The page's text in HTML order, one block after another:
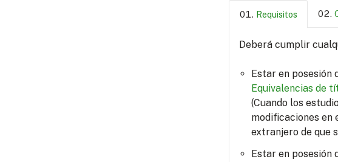
Requisitos
Deberá cumplir
Estar en
Equivalencias de
(Cuando los
modificaciones en
extranjero de que
Estar en